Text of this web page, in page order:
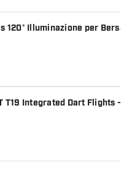
120° Illuminazione per
T19 Integrated Dart Flights -